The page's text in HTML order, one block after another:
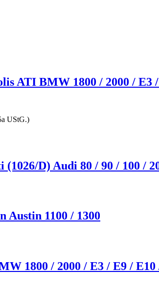
ATI BMW 1800 / 2000 / E3
UStG.)
D) Audi 80 / 90 / 100 /
Austin 1100 / 1300
1800 / 2000 / E3 / E9 / E10